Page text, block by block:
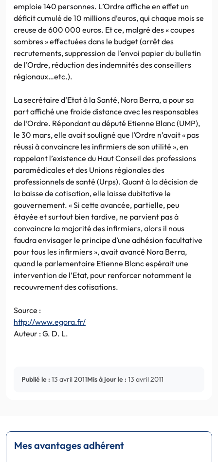
emploie 140 personnes. L’Ordre affiche en effet un
déficit cumulé de 10 millions d’euros, qui chaque mois se
creuse de 600 000 euros. Et ce, malgré des « coupes
sombres » effectuées dans le budget (arrêt des
recrutements, suppression de l’envoi papier du bulletin
de l’Ordre, réduction des indemnités des conseillers
régionaux…etc.).
La secrétaire d’Etat à la Santé, Nora Berra, a pour sa
part affiché une froide distance avec les responsables
de l’Ordre. Répondant au député Etienne Blanc (UMP),
le 30 mars, elle avait souligné que l’Ordre n’avait « pas
réussi à convaincre les infirmiers de son utilité », en
rappelant l’existence du Haut Conseil des professions
paramédicales et des Unions régionales des
professionnels de santé (Urps). Quant à la décision de
la baisse de cotisation, elle laisse dubitative le
gouvernement. « Si cette avancée, partielle, peu
étayée et surtout bien tardive, ne parvient pas à
convaincre la majorité des infirmiers, alors il nous
faudra envisager le principe d’une adhésion facultative
pour tous les infirmiers », avait avancé Nora Berra,
quand le parlementaire Etienne Blanc espérait une
intervention de l’Etat, pour renforcer notamment le
recouvrement des cotisations.
Source :
http://www.egora.fr/
Auteur : G. D. L.
Publié le : 13 avril 2011Mis à jour le : 13 avril 2011
Mes avantages adhérent